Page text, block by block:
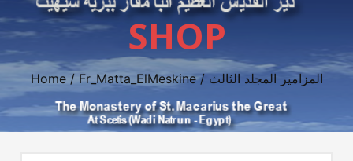
SHOP
Home/ Fr_Matta_ElMeskine / المزامير المجلد الثالث